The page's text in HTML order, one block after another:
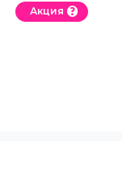
Акция